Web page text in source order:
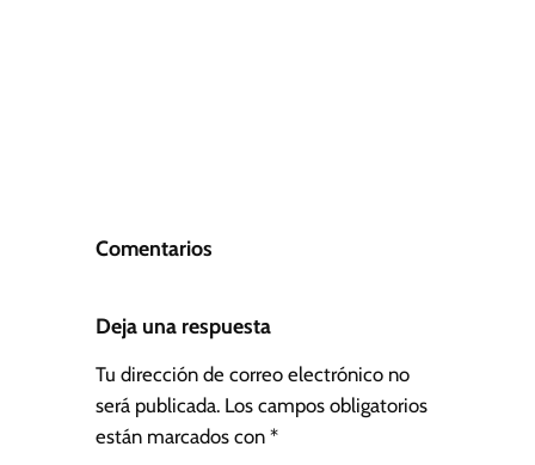
Comentarios
Deja una respuesta
Tu dirección de correo electrónico no
será publicada. Los campos obligatorios
están marcados con *